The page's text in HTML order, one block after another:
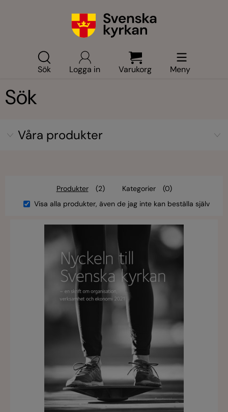
Sök Logga in Varukorg Meny
Sök
Våra produkter
Produkter (2) Kategorier
(0)
Visa alla produkter, även de jag inte kan beställa själv